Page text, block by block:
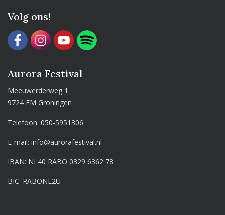
Volg ons!
Aurora Festival
Meeuwerderweg 1
9724 EM Groningen
Telefoon:050-5951306
E-mail:info@aurorafestival.nl
IBAN: NL40 RABO 0329 6362 78
BIC: RABONL2U